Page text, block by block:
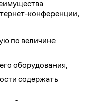
конференции,
по величине
оборудования,
содержать